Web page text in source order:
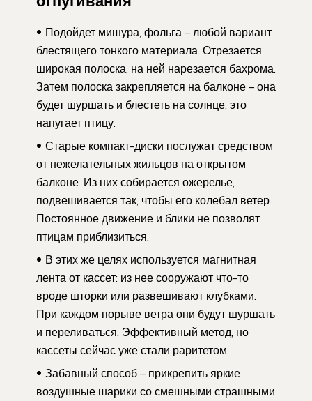
Подойдет мишура, фольга – любой вариант
блестящего тонкого материала. Отрезается
широкая полоска, на ней нарезается бахрома.
Затем полоска закрепляется на балконе – она
будет шуршать и блестеть на солнце, это
напугает птицу.
Старые компакт-диски послужат средством
от нежелательных жильцов на открытом
балконе. Из них собирается ожерелье,
подвешивается так, чтобы его колебал ветер.
Постоянное движение и блики не позволят
птицам приблизиться.
В этих же целях используется магнитная
лента от кассет: из нее сооружают что-то
вроде шторки или развешивают клубками.
При каждом порыве ветра они будут шуршать
и переливаться. Эффективный метод, но
кассеты сейчас уже стали раритетом.
Забавный способ – прикрепить яркие
воздушные шарики со смешными страшными